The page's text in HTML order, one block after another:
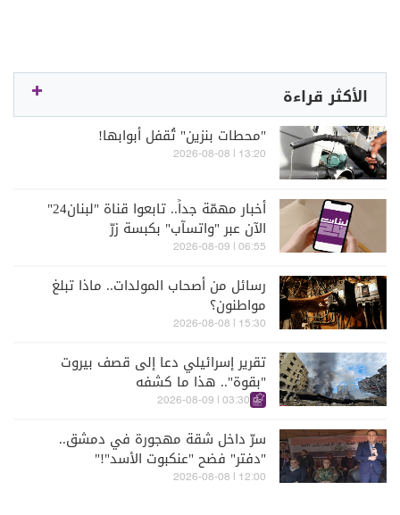
الأكثر قراءة
"محطات بنزين" تُقفل أبوابها!
13:20 | 2026-08-08
أخبار مهمّة جداً.. تابعوا قناة "لبنان24"
الآن عبر "واتسآب" بكبسة زرّ
06:55 | 2026-08-09
رسائل من أصحاب المولدات.. ماذا تبلغ
مواطنون؟
15:30 | 2026-08-08
تقرير إسرائيلي دعا إلى قصف بيروت
"بقوة".. هذا ما كشفه
03:30 | 2026-08-09
سرّ داخل شقة مهجورة في دمشق..
"دفتر" فضح "عنكبوت الأسد"!"
12:00 | 2026-08-08